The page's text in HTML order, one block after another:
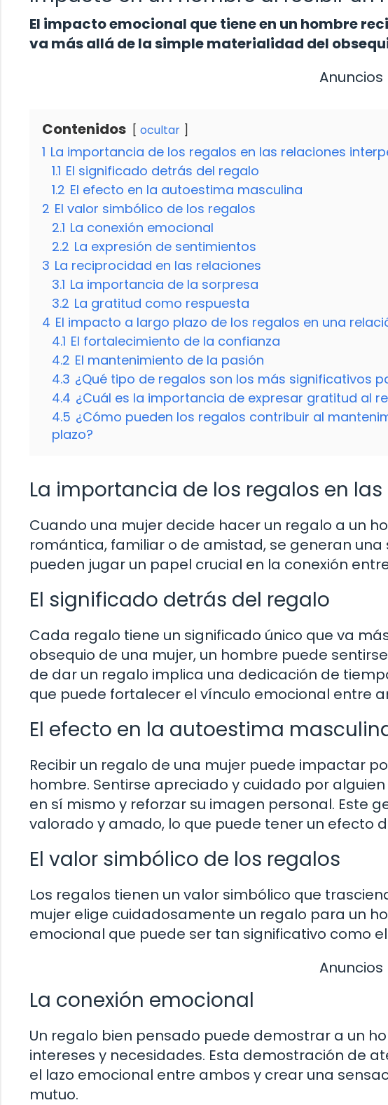
El impacto emocional que tiene en un hombre
va más allá de la simple materialidad del
Anuncios
Contenidos ocultar
1 La importancia de los regalos en las relaciones
1.1 El significado detrás del regalo
1.2 El efecto en la autoestima masculina
2 El valor simbólico de los regalos
2.1 La conexión emocional
2.2 La expresión de sentimientos
3 La reciprocidad en las relaciones
3.1 La importancia de la sorpresa
3.2 La gratitud como respuesta
4 El impacto a largo plazo de los regalos en una
4.1 El fortalecimiento de la confianza
4.2 El mantenimiento de la pasión
4.3 ¿Qué tipo de regalos son los más significativos
4.4 ¿Cuál es la importancia de expresar gratitud al
4.5 ¿Cómo pueden los regalos contribuir al
plazo?
La importancia de los regalos en
Cuando una mujer decide hacer un regalo a un
romántica, familiar o de amistad, se generan
pueden jugar un papel crucial en la conexión
El significado detrás del regalo
Cada regalo tiene un significado único que va
obsequio de una mujer, un hombre puede
de dar un regalo implica una dedicación de
que puede fortalecer el vínculo emocional entre
El efecto en la autoestima
Recibir un regalo de una mujer puede impactar
hombre. Sentirse apreciado y cuidado por
en sí mismo y reforzar su imagen personal. Este
valorado y amado, lo que puede tener un efecto
El valor simbólico de los regalos
Los regalos tienen un valor simbólico que
mujer elige cuidadosamente un regalo para un
emocional que puede ser tan significativo como
Anuncios
La conexión emocional
Un regalo bien pensado puede demostrar a un
intereses y necesidades. Esta demostración de
el lazo emocional entre ambos y crear una
mutuo.